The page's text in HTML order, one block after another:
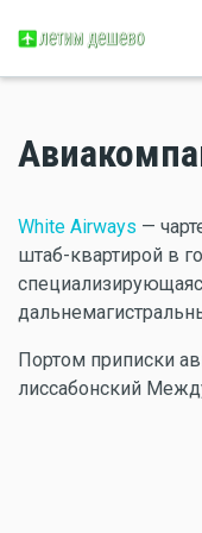
White Airways —
штаб-квартирой в
Портом приписки
лиссабонский